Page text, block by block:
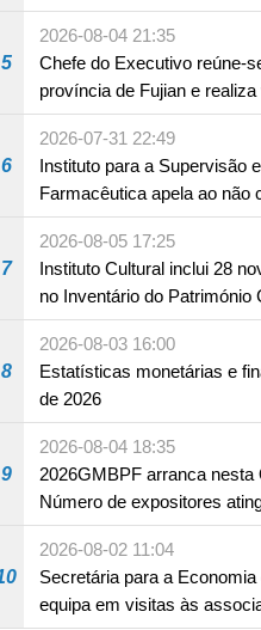
Aprofundada entre
Hengqin
5
2026-08-04 21:35
Chefe do Executivo reúne-
província de Fujian e
em Fuzhou
6
2026-07-31 22:49
Instituto para a Supervisão
Farmacêutica apela ao não
produto com substâncias
ocidentais
7
2026-08-05 17:25
Instituto Cultural inclui 28
no Inventário do Património
8
2026-08-03 16:00
Estatísticas monetárias e
de 2026
9
2026-08-04 18:35
2026GMBPF arranca nesta
Número de expositores
18 anos
2026-08-02 11:04
Secretária para a
equipa em visitas às